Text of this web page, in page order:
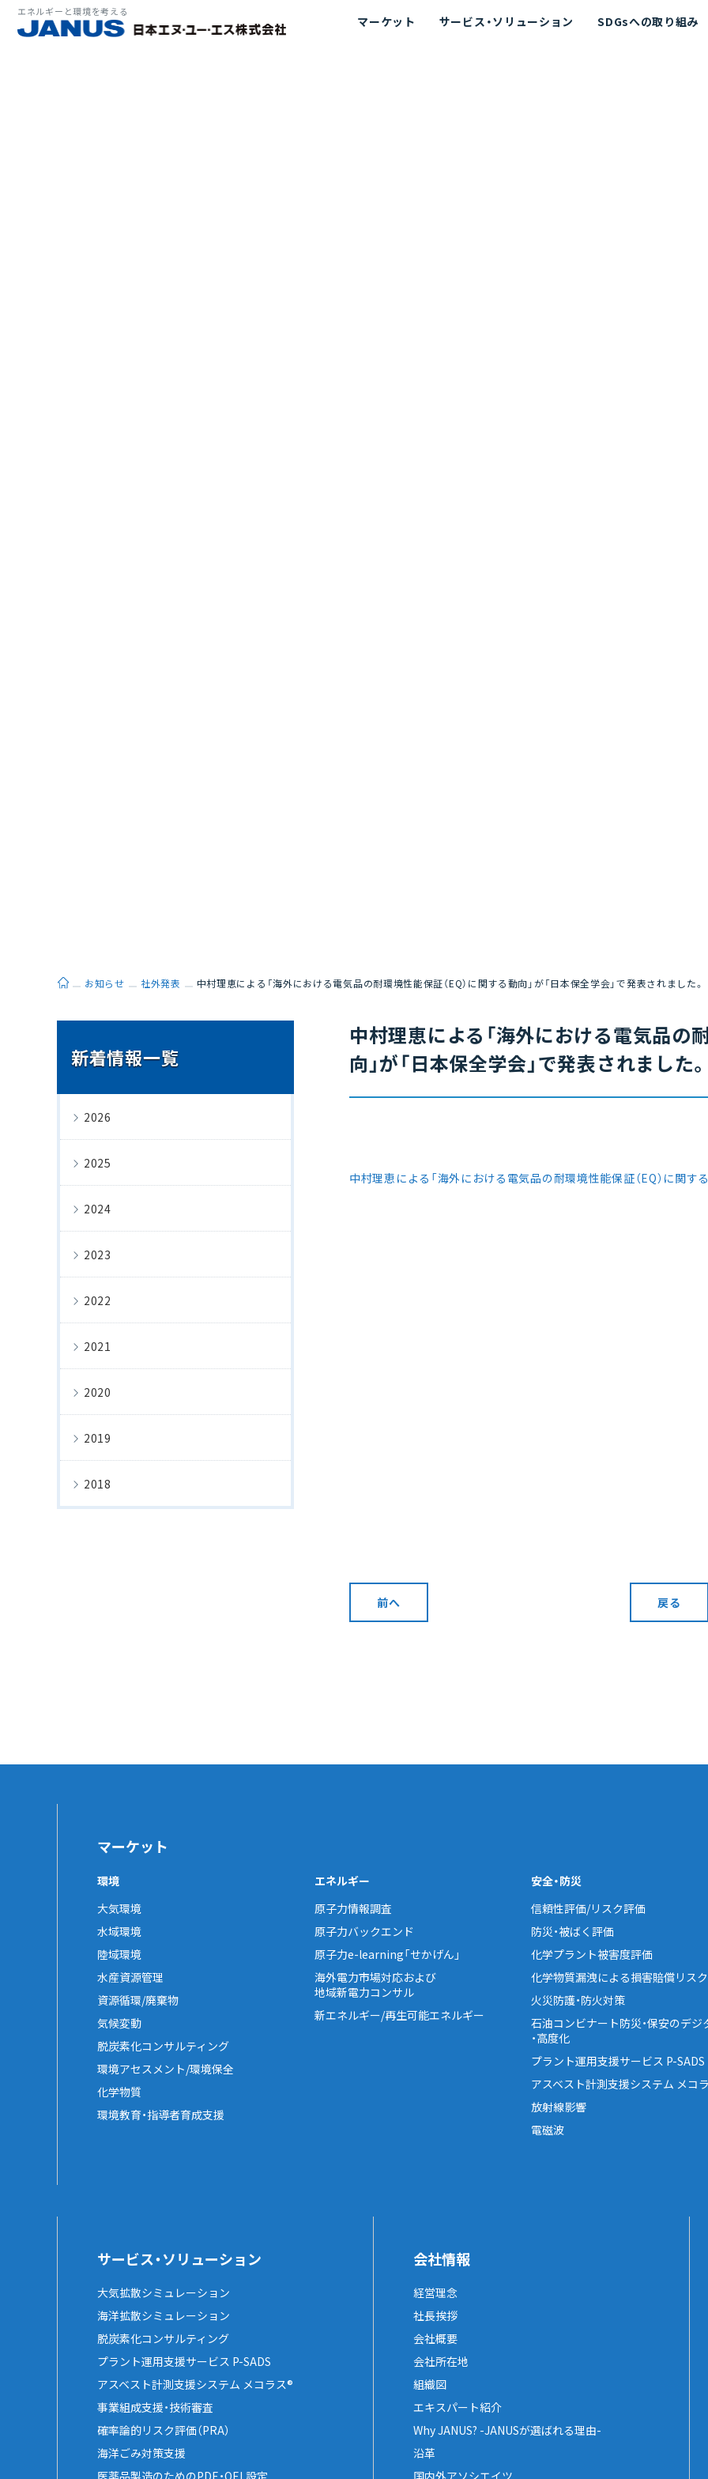
エネルギーと環境を考える
マーケット サービス・ソリューション SDGsへの取り組み
ホームお知らせ 社外発表 中村理恵による「海外における電気品の耐環境性能保証（EQ）に関する動向」が「日本保全学会」で発表されました。
中村理恵による「海外における電気品の
向」が「日本保全学会」で発表されました
中村理恵による「海外における電気品の耐環境性能保証（EQ）に関
前へ 戻る
新着情報一覧
2026
2025
2024
2023
2022
2021
2020
2019
2018
マーケット
環境
大気環境
水域環境
陸域環境
水産資源管理
資源循環/廃棄物
気候変動
脱炭素化コンサルティング
環境アセスメント/環境保全
化学物質
環境教育・指導者育成支援
エネルギー
原子力情報調査
原子力バックエンド
原子力e-learning「せかげん」
海外電力市場対応および
地域新電力コンサル
新エネルギー/再生可能エネルギー
安全・防災
信頼性評価/リスク評価
防災・被ばく評価
化学プラント被害度評価
化学物質漏洩による損害賠償リス
火災防護・防火対策
石油コンビナート防災・保安のデジ
・高度化
プラント運用支援サービス P-SADS
アスベスト計測支援システム メコ
放射線影響
電磁波
サービス・ソリューション
大気拡散シミュレーション
海洋拡散シミュレーション
脱炭素化コンサルティング
プラント運用支援サービス P-SADS
アスベスト計測支援システム メコラス®
事業組成支援・技術審査
確率論的リスク評価（PRA）
海洋ごみ対策支援
会社情報
経営理念
社長挨拶
会社概要
会社所在地
組織図
エキスパート紹介
Why JANUS? -JANUSが選ばれる理由-
沿革